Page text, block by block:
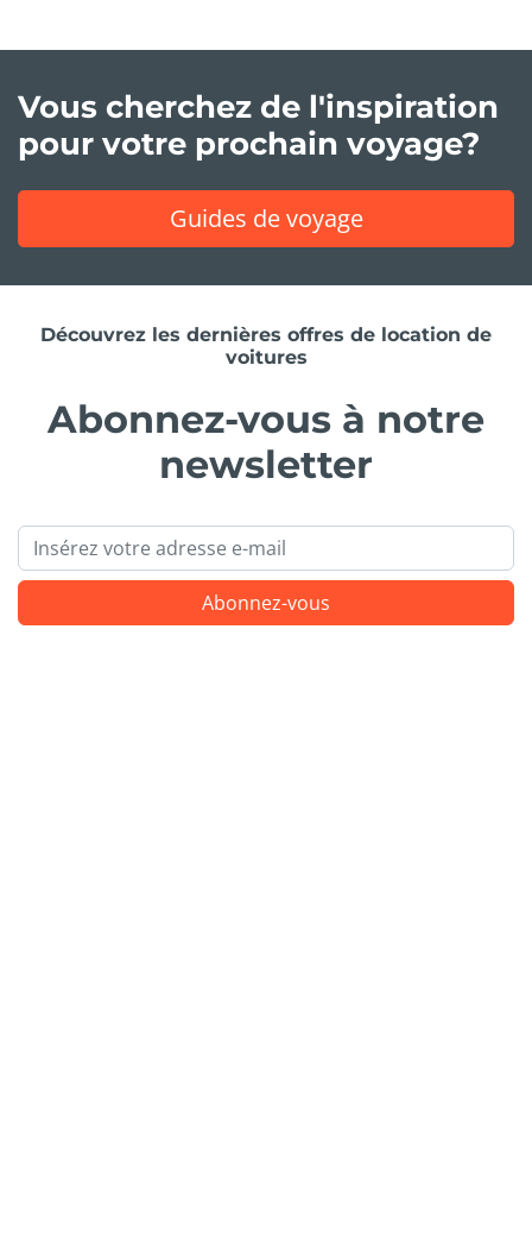
Vous cherchez de l'inspiration
pour votre prochain voyage?
Guides de voyage
Découvrez les dernières offres de location de
voitures
Abonnez-vous à notre
newsletter
Email
Abonnez-vous